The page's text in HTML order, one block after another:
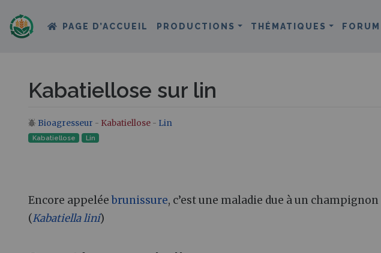
PAGE D’ACCUEIL PRODUCTIONS THÉMATIQUES FORUM
Kabatiellose sur lin
Aller à :navigation,rechercher
Bioagresseur - Kabatiellose - Lin
Kabatiellose Lin
Encore appeléebrunissure, c’est une maladie due à un champignon
(Kabatiella lini)